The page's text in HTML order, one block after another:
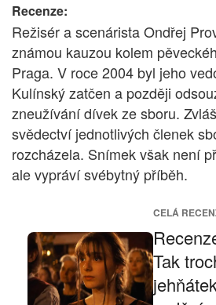
Recenze:
Režisér a scenárista Ondřej
známou kauzou kolem
Praga. V roce 2004 byl jeho
Kulínský zatčen a později
zneužívání dívek ze sboru.
svědectví jednotlivých členek
rozcházela. Snímek však není
ale vypráví svébytný příběh.
CELÁ
Tak